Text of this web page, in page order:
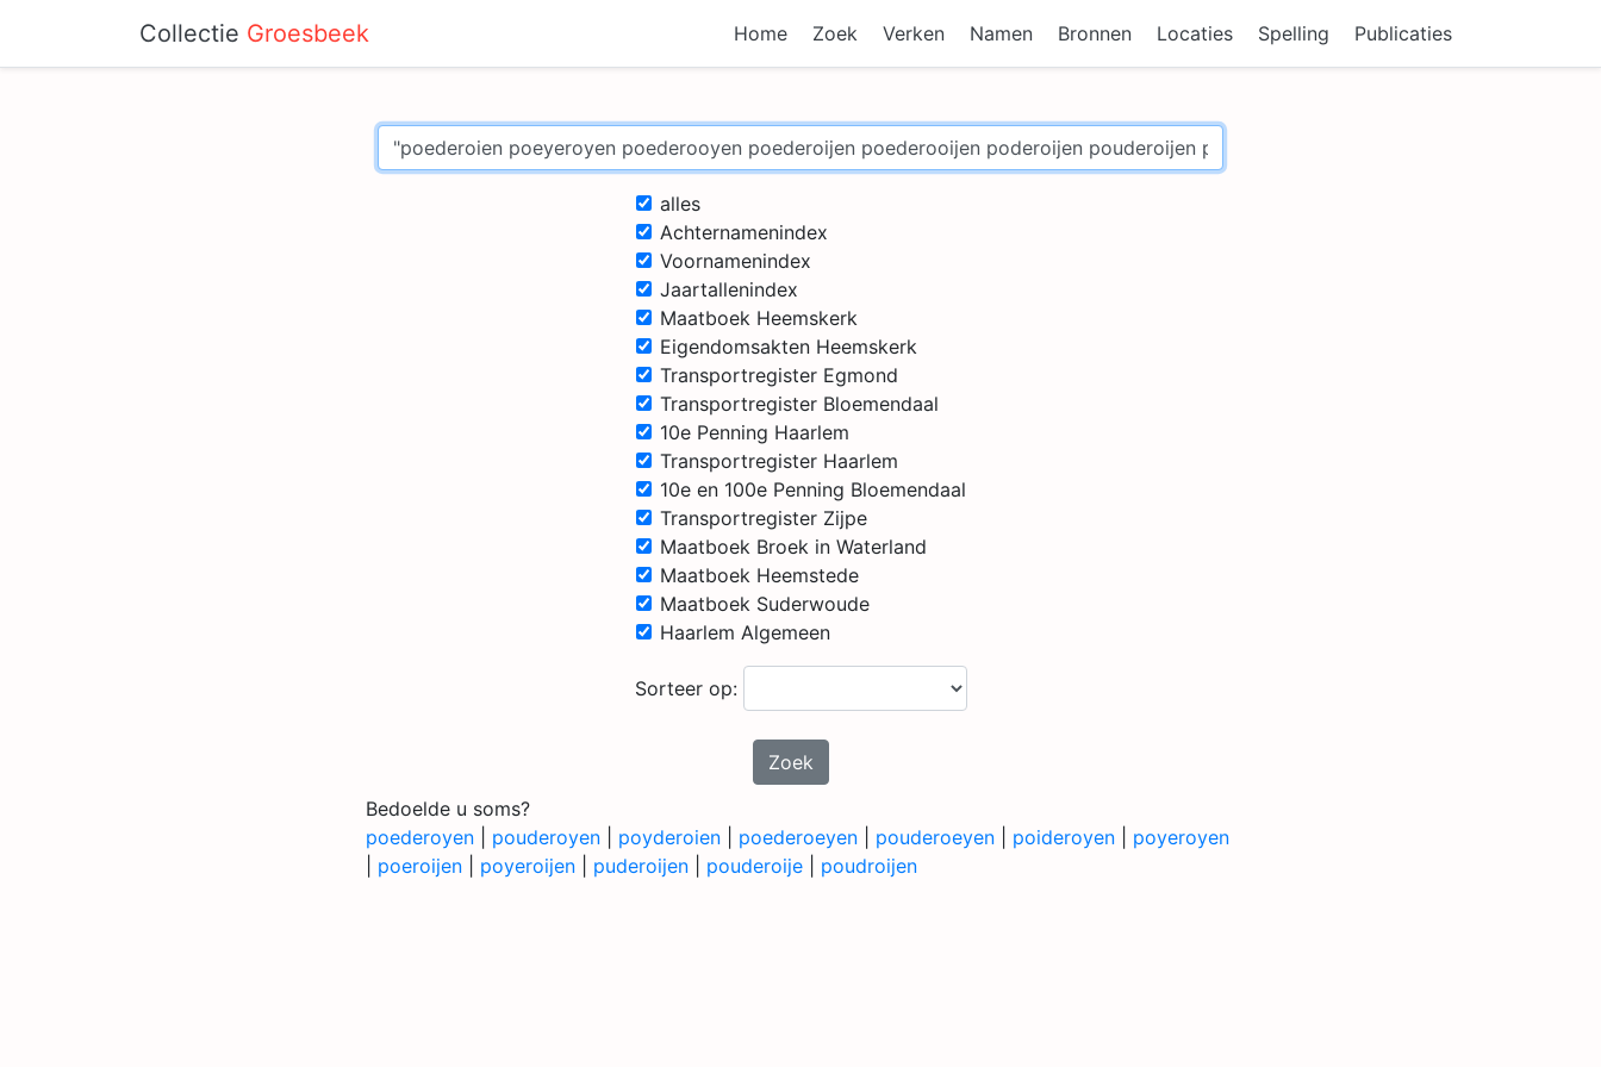
Collectie Groesbeek Home Zoek Verken Namen Bronnen Locaties Spelling Publicaties
alles
Achternamenindex
Voornamenindex
Jaartallenindex
Maatboek Heemskerk
Eigendomsakten Heemskerk
Transportregister Egmond
Transportregister Bloemendaal
10e Penning Haarlem
Transportregister Haarlem
10e en 100e Penning Bloemendaal
Transportregister Zijpe
Maatboek Broek in Waterland
Maatboek Heemstede
Maatboek Suderwoude
Haarlem Algemeen
Sorteer op:
Zoek
Bedoelde u soms?
poederoyen
pouderoyen poyderoien poederoeyen pouderoeyen poideroyen
poyeroyen
poeroijen poyeroijen puderoijen pouderoije poudroijen